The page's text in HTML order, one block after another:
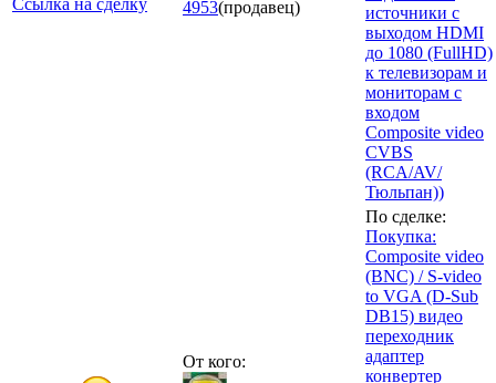
4953(продавец)
источники с
выходом HDMI
до 1080 (FullHD)
к телевизорам и
мониторам с
входом
Composite video
CVBS
(RCA/AV/
Тюльпан))
От кого:
По сделке:
Покупка:
Composite video
(BNC) / S-video
to VGA (D-Sub
DB15) видео
переходник
адаптер
конвертер